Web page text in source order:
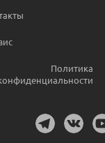
Политика